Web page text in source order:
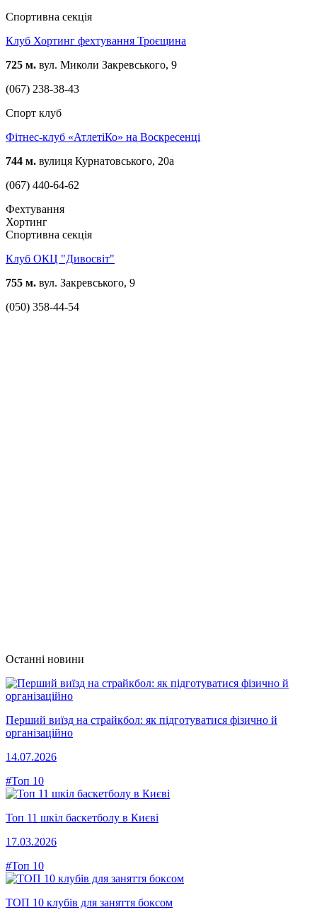
Спортивна секція
Клуб Хортинг фехтування Троєщина
725 м. вул. Миколи Закревського, 9
(067) 238-38-43
Спорт клуб
Фітнес-клуб «АтлетіКо» на Воскресенці
744 м. вулиця Курнатовського, 20а
(067) 440-64-62
Фехтування
Хортинг
Спортивна секція
Клуб ОКЦ "Дивосвіт"
755 м. вул. Закревського, 9
(050) 358-44-54
Останні новини
Перший виїзд на страйкбол: як підготуватися фізично й
організаційно
14.07.2026
#Топ 10
Топ 11 шкіл баскетболу в Києві
17.03.2026
#Топ 10
ТОП 10 клубів для заняття боксом